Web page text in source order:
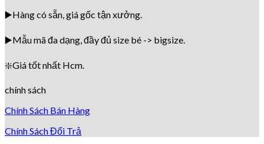
▶️Hàng có sẵn, giá gốc tận xưởng.
▶️Mẫu mã đa dạng, đầy đủ size bé -> bigsize.
❇️Giá tốt nhất Hcm.
chính sách
Chính Sách Bán Hàng
Chính Sách Đổi Trả